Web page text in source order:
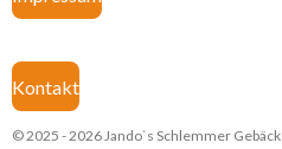
o
k
Kontakt
© 2025 - 2026 Jando`s Schlemmer Gebäck